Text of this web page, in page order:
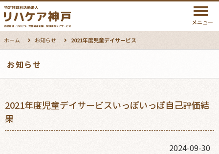
メニュー
ホーム お知らせ 2021年度児童デイサービスいっぽいっぽ自己評価結果
お知らせ
2021年度児童デイサービスいっぽいっぽ自己評価結
果
2024-09-30